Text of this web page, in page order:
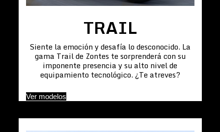
TRAIL
Siente la emoción y desafía lo desconocido. La
gama Trail de Zontes te sorprenderá con su
imponente presencia y su alto nivel de
equipamiento tecnológico. ¿Te atreves?
Ver modelos